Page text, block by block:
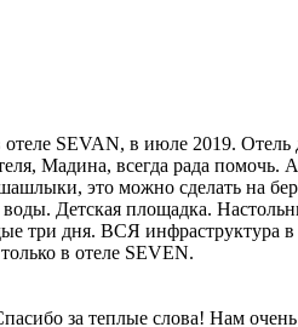
SEVAN, в июле 2019.
Мадина, всегда рада помочь.
это можно сделать на
Детская площадка.
три дня. ВСЯ инфраструктура
в отеле SEVEN.
за теплые слова! Нам